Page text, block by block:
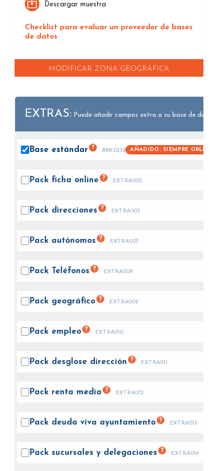
Descargar muestra
Checklist para evaluar un proveedor de bases
de datos
MODIFICAR ZONA GEOGRÁFICA
EXTRAS: Puede añadir campos extra a su base de datos.
Base estándar ? BRK0338 AÑADIDO: SIEMPRE
Pack ficha online ? EXTRA002
Pack direcciones ? EXTRA003
Pack autónomos ? EXTRA007
Pack Teléfonos ? EXTRA008
Pack geográfico ? EXTRA009
Pack empleo ? EXTRA010
Pack desglose dirección ? EXTRA011
Pack renta media ? EXTRA012
Pack deuda viva ayuntamiento ? EXTRA013
Pack sucursales y delegaciones ? EXTRA014